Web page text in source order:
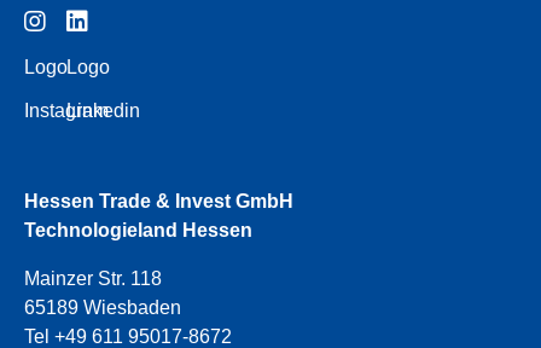
Logo
Instagram
Logo
Linkedin
Hessen Trade & Invest GmbH
Technologieland Hessen
Mainzer Str. 118
65189 Wiesbaden
Tel +49 611 95017-8672